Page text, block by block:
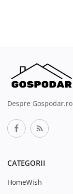
Despre Gospodar.ro
CATEGORII
HomeWish